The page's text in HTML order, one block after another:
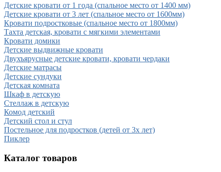
Детские кровати от 1 года (спальное место от 1400 мм)
Детские кровати от 3 лет (спальное место от 1600мм)
Кровати подростковые (спальное место от 1800мм)
Тахта детская, кровати с мягкими элементами
Кровати домики
Детские выдвижные кровати
Двухъярусные детские кровати, кровати чердаки
Детские матрасы
Детские сундуки
Детская комната
Шкаф в детскую
Стеллаж в детскую
Комод детский
Детский стол и стул
Постельное для подростков (детей от 3х лет)
Пиклер
Каталог товаров